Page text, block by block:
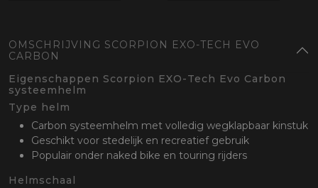
OMSCHRIJVING SCORPION EXO-TECH EVO
CARBON
Eigenschappen Scorpion EXO-Tech Evo Carbon
systeemhelm
Type helm
Carbon systeemhelm met volledig wegklapbaar kinstuk
Geschikt voor stedelijk en recreatief gebruik
Populair onder naked bike en touring rijders
Helmschaal